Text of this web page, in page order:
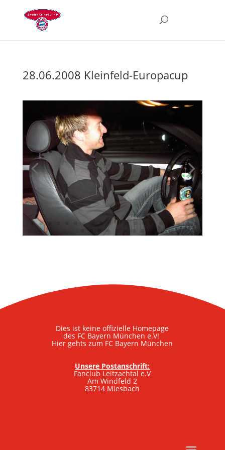
28.06.2008 Kleinfeld-Europacup
Dies ist keine offizielle Homepage
des FC Bayern München e.V!
Hier gehts zum FC Bayern München
Unsere Postanschrift:
Fanclub Leitzachtal e.V
Am Windfeld 2
83714 Miesbach